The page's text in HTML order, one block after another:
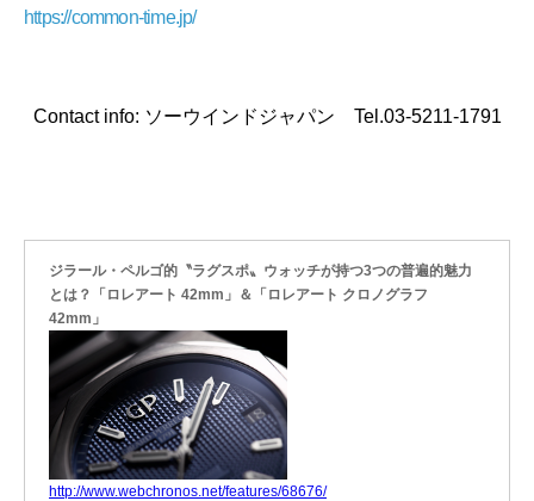
https://common-time.jp/
Contact info: ソーウインドジャパン Tel.03-5211-1791
ジラール・ペルゴ的〝ラグスポ〟ウォッチが持つ3つの普遍的魅力
とは？「ロレアート 42mm」＆「ロレアート クロノグラフ
42mm」
http://www.webchronos.net/features/68676/